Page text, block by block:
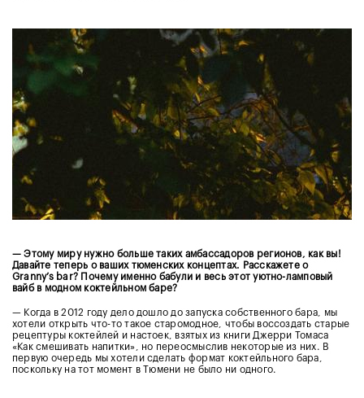
— Этому миру нужно больше таких амбассадоров регионов, как вы!
Давайте теперь о ваших тюменских концептах. Расскажете о
Granny’s bar? Почему именно бабули и весь этот уютно-ламповый
вайб в модном коктейльном баре?
— Когда в 2012 году дело дошло до запуска собственного бара, мы
хотели открыть что-то такое старомодное, чтобы воссоздать старые
рецептуры коктейлей и настоек, взятых из книги Джерри Томаса
«Как смешивать напитки», но переосмыслив некоторые из них. В
первую очередь мы хотели сделать формат коктейльного бара,
поскольку на тот момент в Тюмени не было ни одного.